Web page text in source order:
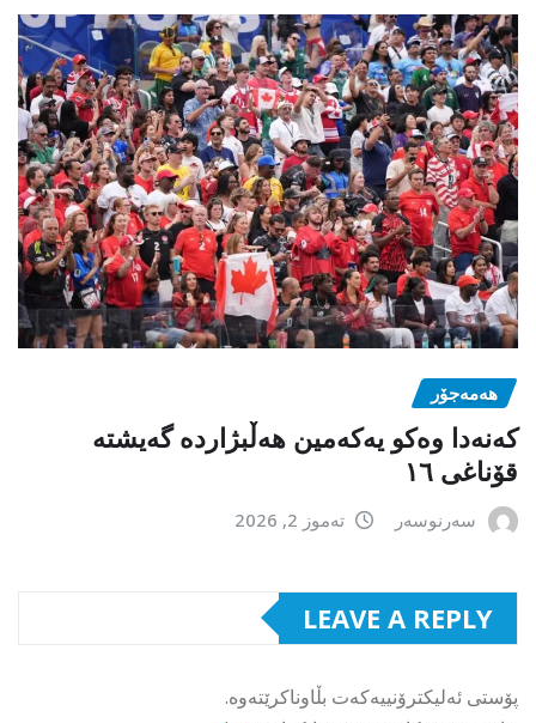
هەمەجۆر
کەنەدا وەکو یەکەمین ھەڵبژاردە گەیشتە
قۆناغی ١٦
سەرنوسەر تەموز 2, 2026
LEAVE A REPLY
پۆستی ئەلیکترۆنییەکەت بڵاوناکرێتەوە.